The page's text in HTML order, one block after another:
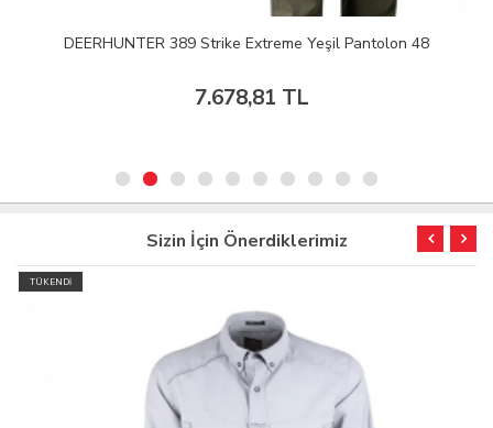
DEERHUNTER 389 Strike Extreme Yeşil Pantolon 48
7.678,81 TL
Sizin İçin Önerdiklerimiz
TÜKENDİ